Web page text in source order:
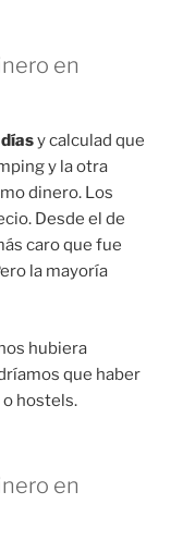
en
y calculad que
y la otra
dinero. Los
Desde el de
caro que fue
la mayoría
hubiera
que haber
hostels.
en